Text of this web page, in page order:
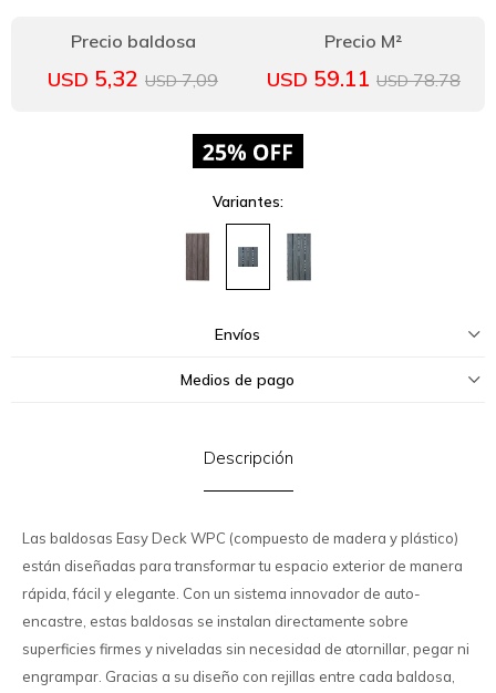
USD 5,32 USD 7,09 USD 59.11 USD 78.78
Variantes:
Envíos
Medios de pago
Descripción
Las baldosas Easy Deck WPC (compuesto de madera y plástico)
están diseñadas para transformar tu espacio exterior de manera
rápida, fácil y elegante. Con un sistema innovador de auto-
encastre, estas baldosas se instalan directamente sobre
superficies firmes y niveladas sin necesidad de atornillar, pegar ni
engrampar. Gracias a su diseño con rejillas entre cada baldosa,